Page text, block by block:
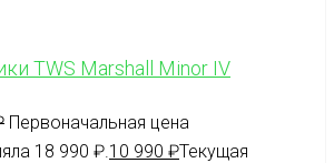
TWS Marshall Minor IV
Первоначальная цена
18 990 ₽. 10 990 ₽Текущая